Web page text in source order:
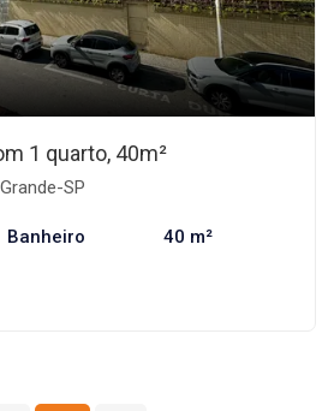
1 quarto, 40m²
SP
Banheiro 40 m²